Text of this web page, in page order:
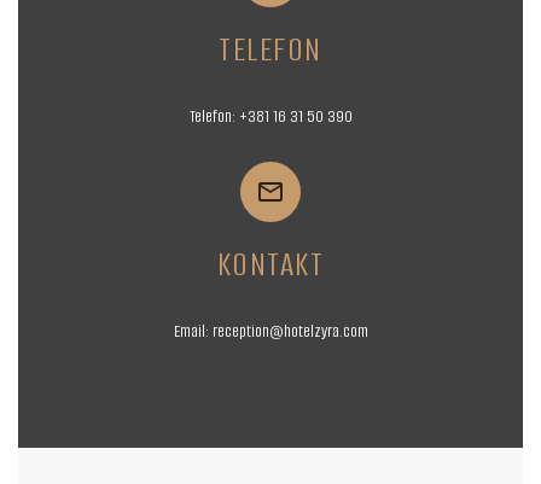
TELEFON
Telefon: +381 16 31 50 390


KONTAKT
Email: reception@hotelzyra.com